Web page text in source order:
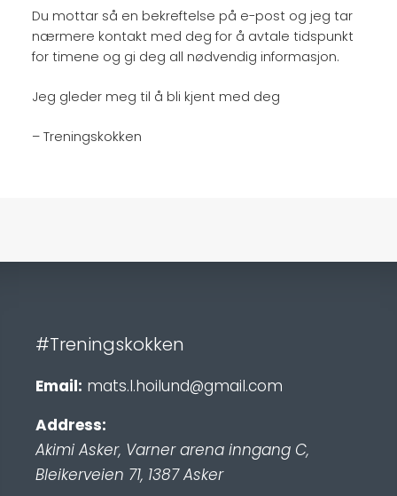
Du mottar så en bekreftelse på e-post og jeg tar
nærmere kontakt med deg for å avtale tidspunkt
for timene og gi deg all nødvendig informasjon.
Jeg gleder meg til å bli kjent med deg
– Treningskokken
#Treningskokken
Email: mats.l.hoilund@gmail.com
Address:
Akimi Asker, Varner arena inngang C,
Bleikerveien 71, 1387 Asker